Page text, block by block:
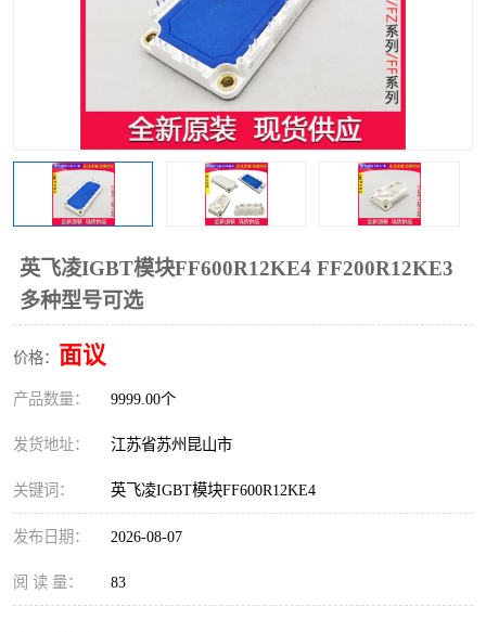
英飞凌IGBT模块FF600R12KE4 FF200R12KE3
多种型号可选
价格： 面议
产品数量： 9999.00个
发货地址： 江苏省苏州昆山市
关键词： 英飞凌IGBT模块FF600R12KE4
发布日期： 2026-08-07
阅 读 量： 83